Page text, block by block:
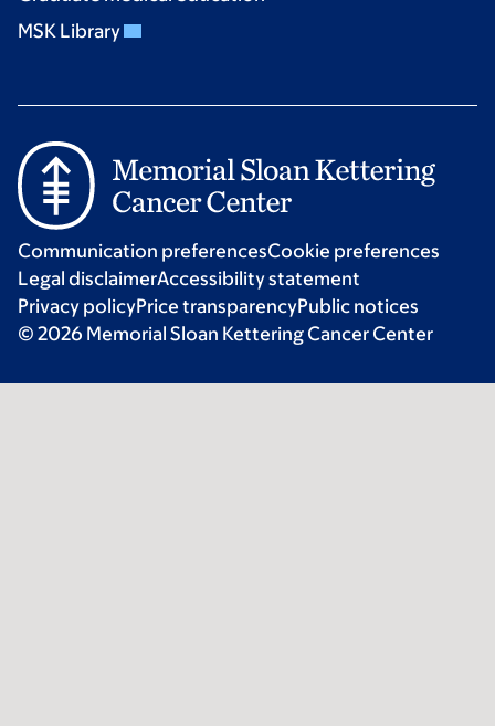
MSK Library
Communication preferencesCookie preferences
Legal disclaimerAccessibility statement
Privacy policyPrice transparencyPublic notices
© 2026 Memorial Sloan Kettering Cancer Center